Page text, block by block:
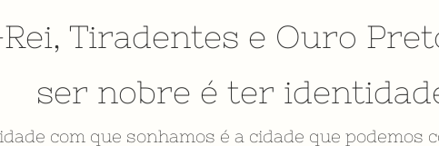
, Tiradentes e Ouro
ser nobre é ter
VÍDEO INSTITUCIONAL